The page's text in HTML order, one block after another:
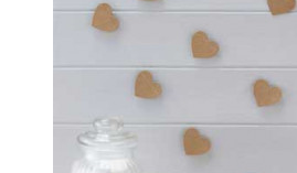
Bestill før 11:00
så sender vi i dag!
Se andre produkter